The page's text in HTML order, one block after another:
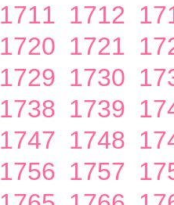
1711 1712
1720 1721
1729 1730
1738 1739
1747 1748
1756 1757